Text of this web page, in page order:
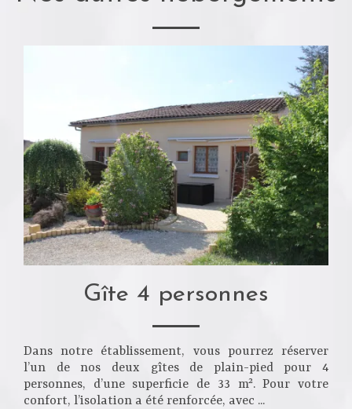
Gîte 4 personnes
Dans notre établissement, vous pourrez réserver
l’un de nos deux gîtes de plain-pied pour 4
personnes, d’une superficie de 33 m². Pour votre
confort, l’isolation a été renforcée, avec ...